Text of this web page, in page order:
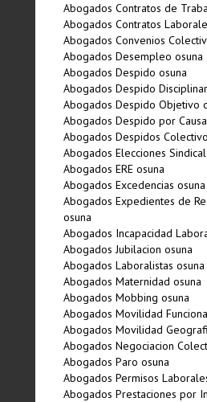
Abogados Contratos de
Abogados Contratos
Abogados Convenios
Abogados Desempleo osuna
Abogados Despido osuna
Abogados Despido
Abogados Despido Objetivo
Abogados Despido por
Abogados Despidos
Abogados Elecciones
Abogados ERE osuna
Abogados Excedencias osuna
Abogados Expedientes de
osuna
Abogados Incapacidad
Abogados Jubilacion osuna
Abogados Laboralistas osuna
Abogados Maternidad osuna
Abogados Mobbing osuna
Abogados Movilidad
Abogados Movilidad
Abogados Negociacion
Abogados Paro osuna
Abogados Permisos
Abogados Prestaciones por